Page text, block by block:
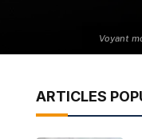
Voyant
ARTICLES